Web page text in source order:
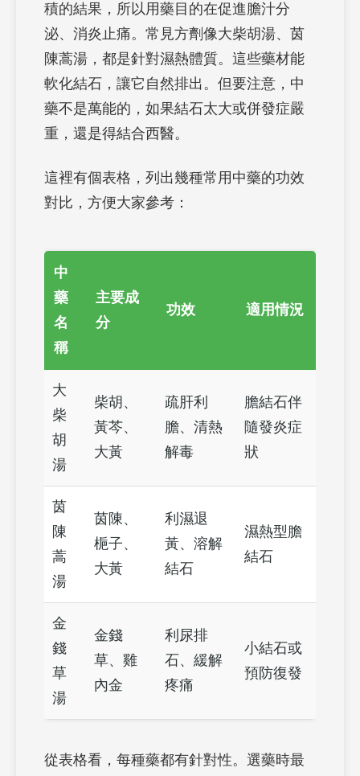
積的結果，所以用藥目的在促進膽汁分
泌、消炎止痛。常見方劑像大柴胡湯、茵
陳蒿湯，都是針對濕熱體質。這些藥材能
軟化結石，讓它自然排出。但要注意，中
藥不是萬能的，如果結石太大或併發症嚴
重，還是得結合西醫。
這裡有個表格，列出幾種常用中藥的功效
對比，方便大家參考：
中
藥
名
稱
主要成
分
功效 適用情況
大
柴
胡
湯
柴胡、
黃芩、
大黃
疏肝利
膽、清熱
解毒
膽結石伴
隨發炎症
狀
茵
陳
蒿
湯
茵陳、
梔子、
大黃
利濕退
黃、溶解
結石
濕熱型膽
結石
金
錢
草
湯
金錢
草、雞
內金
利尿排
石、緩解
疼痛
小結石或
預防復發
從表格看，每種藥都有針對性。選藥時最